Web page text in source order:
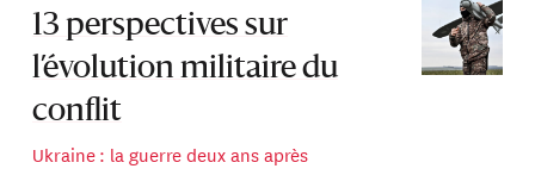
13 perspectives sur
l’évolution militaire du
conflit
Ukraine : la guerre deux ans après